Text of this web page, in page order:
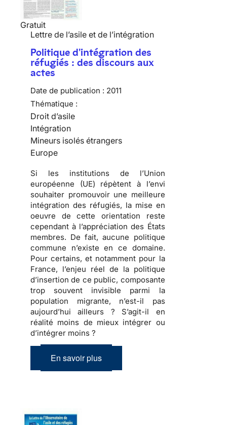
Gratuit
Lettre de l’asile et de l’intégration
Politique d'intégration des
réfugiés : des discours aux
actes
Date de publication : 2011
Thématique :
Droit d’asile
Intégration
Mineurs isolés étrangers
Europe
Si les institutions de l’Union
européenne (UE) répètent à l’envi
souhaiter promouvoir une meilleure
intégration des réfugiés, la mise en
oeuvre de cette orientation reste
cependant à l’appréciation des États
membres. De fait,aucune politique
commune n’existe en ce domaine.
Pour certains, et notamment pour la
France, l’enjeu réel de la politique
d’insertion de ce public, composante
trop souvent invisible parmi la
population migrante, n’est-il pas
aujourd’hui ailleurs ? S’agit-il en
réalité moins de mieux intégrer ou
d’intégrer moins ?
En savoir plus